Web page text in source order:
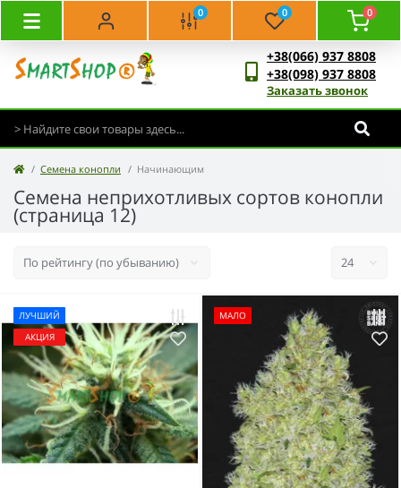
0 0 0
+38(066) 937 8808
+38(098) 937 8808
Заказать звонок
Семена конопли Начинающим
Семена неприхотливых сортов конопли
(страница 12)
ЛУЧШИЙ
АКЦИЯ
МАЛО